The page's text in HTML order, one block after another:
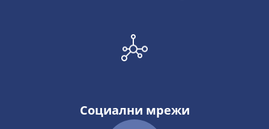
Социални мрежи